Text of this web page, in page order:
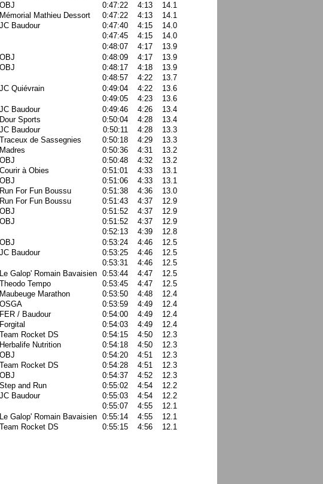
OBJ 0:47:22 4:13
14.1
Mémorial Mathieu Dessort 0:47:22 4:13
14.1
JC Baudour 0:47:40 4:15
14.0
0:47:45 4:15
14.0
0:48:07 4:17
13.9
OBJ 0:48:09 4:17
13.9
OBJ 0:48:17 4:18
13.9
0:48:57 4:22
13.7
JC Quiévrain 0:49:04 4:22
13.6
0:49:05 4:23
13.6
JC Baudour 0:49:46 4:26
13.4
Dour Sports 0:50:04 4:28
13.4
JC Baudour 0:50:11 4:28
13.3
Traceux de Sassegnies 0:50:18 4:29
13.3
Madres 0:50:36 4:31
13.2
OBJ 0:50:48 4:32
13.2
Courir à Obies 0:51:01 4:33
13.1
OBJ 0:51:06 4:33
13.1
Run For Fun Boussu 0:51:38 4:36
13.0
Run For Fun Boussu 0:51:43 4:37
12.9
OBJ 0:51:52 4:37
12.9
OBJ 0:51:52 4:37
12.9
0:52:13 4:39
12.8
OBJ 0:53:24 4:46
12.5
JC Baudour 0:53:25 4:46
12.5
0:53:31 4:46
12.5
Le Galop' Romain Bavaisien 0:53:44 4:47
12.5
Theodo Tempo 0:53:45 4:47
12.5
Maubeuge Marathon 0:53:50 4:48
12.4
OSGA 0:53:59 4:49
12.4
FER / Baudour 0:54:00 4:49
12.4
Forgital 0:54:03 4:49
12.4
Team Rocket DS 0:54:15 4:50
12.3
Herbalife Nutrition 0:54:18 4:50
12.3
OBJ 0:54:20 4:51
12.3
Team Rocket DS 0:54:28 4:51
12.3
OBJ 0:54:37 4:52
12.3
Step and Run 0:55:02 4:54
12.2
JC Baudour 0:55:03 4:54
12.2
0:55:07 4:55
12.1
Le Galop' Romain Bavaisien 0:55:14 4:55
12.1
Team Rocket DS 0:55:15 4:56
12.1